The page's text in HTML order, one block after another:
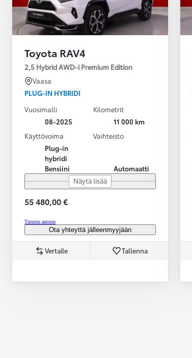
Toyota RAV4
2,5 Hybrid AWD-i Premium Edition
Vaasa
PLUG-IN HYBRIDI
Vuosimalli
08-2025
Kilometrit
11 000 km
Käyttövoima
Plug-in
hybridi
Bensiini
Vaihteisto
Automaatti
Näytä lisää
55 480,00 €
Tutustu autoon
Ota yhteyttä jälleenmyyjään
Vertaile Tallenna